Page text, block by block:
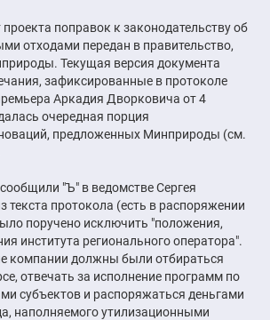
поправок к законодательству об
отходами передан в правительство,
Текущая версия документа
зафиксированные в протоколе
Аркадия Дворковича от 4
очередная порция
предложенных Минприроды (см.
"Ъ" в ведомстве Сергея
текста протокола (есть в распоряжении
поручено исключить "положения,
института регионального оператора".
компании должны были отбираться
отвечать за исполнение программ по
субъектов и распоряжаться деньгами
наполняемого утилизационными